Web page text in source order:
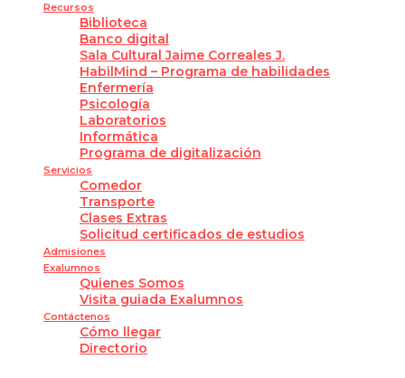
Recursos
Biblioteca
Banco digital
Sala Cultural Jaime Correales J.
HabilMind – Programa de habilidades
Enfermería
Psicología
Laboratorios
Informática
Programa de digitalización
Servicios
Comedor
Transporte
Clases Extras
Solicitud certificados de estudios
Admisiones
Exalumnos
Quienes Somos
Visita guiada Exalumnos
Contáctenos
Cómo llegar
Directorio